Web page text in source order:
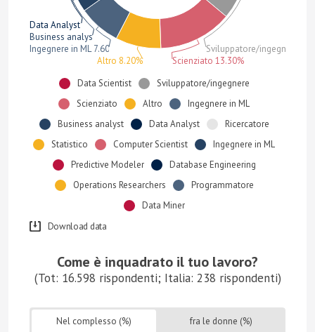
Sviluppatore/ingegnere
Scienziato 13.30%
Altro 8.20%
Ingegnere in ML 7.60%
Business analyst 5.10%
Data Analyst 5.10%
Data Scientist
Sviluppatore/ingegnere
Scienziato
Altro
Ingegnere in ML
Business analyst
Data Analyst
Ricercatore
Statistico
Computer Scientist
Ingegnere in ML
Predictive Modeler
Database Engineering
Operations Researchers
Programmatore
Data Miner
Download data
Come è inquadrato il tuo lavoro?
(Tot: 16.598 rispondenti; Italia: 238 rispondenti)
Nel complesso (%) fra le donne (%)